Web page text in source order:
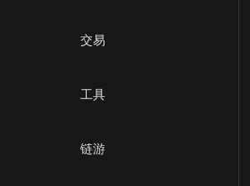
交易
工具
链游